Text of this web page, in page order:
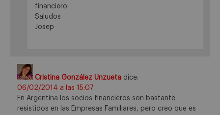
financiero.
Saludos
Josep
Cristina González Unzueta dice:
06/02/2014 a las 15:07
En Argentina los socios financieros son bastante
resistidos en las Empresas Familiares, pero creo que es